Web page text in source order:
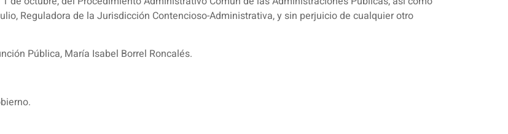
Reguladora de la Jurisdicción Contencioso-Administrativa, y sin perjuicio de cualquier otro
Pública, María Isabel Borrel Roncalés.